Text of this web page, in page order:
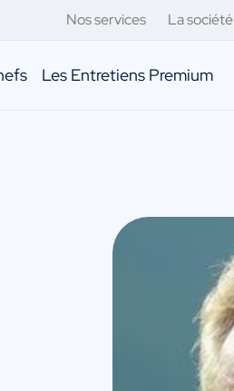
Nos services La société
Les Entretiens Premium